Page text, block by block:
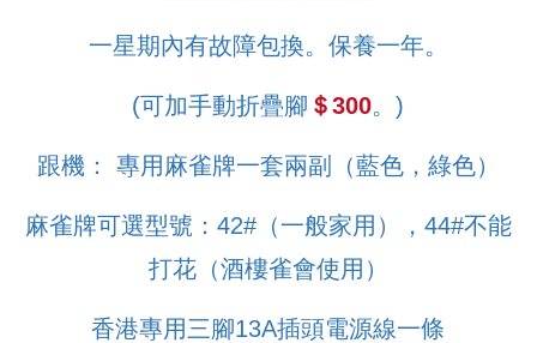
一星期內有故障包換。保養一年。
(可加手動折疊腳 ＄300。)
跟機： 專用麻雀牌一套兩副（藍色，綠色）
麻雀牌可選型號：42#（一般家用），44#不能
打花（酒樓雀會使用）
香港專用三腳13A插頭電源線一條